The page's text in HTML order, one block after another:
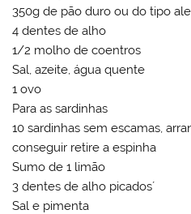
350g de pão duro ou do tipo
4 dentes de alho
1/2 molho de coentros
Sal, azeite, água quente
1 ovo
Para as sardinhas
10 sardinhas sem escamas,
conseguir retire a espinha
Sumo de 1 limão
3 dentes de alho picados´
Sal e pimenta